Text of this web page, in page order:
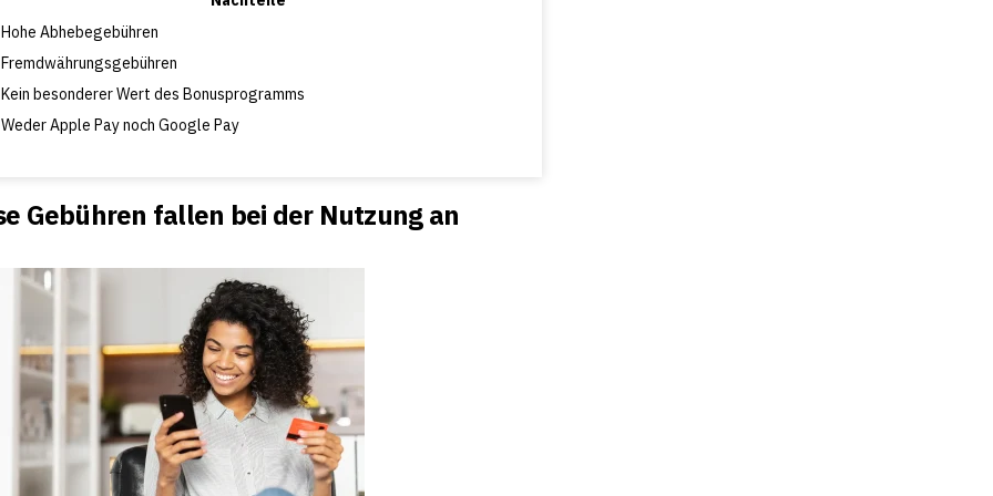
Hohe Abhebegebühren
Fremdwährungsgebühren
Kein besonderer Wert des Bonusprogramms
Weder Apple Pay noch Google Pay
Gebühren fallen bei der Nutzung an